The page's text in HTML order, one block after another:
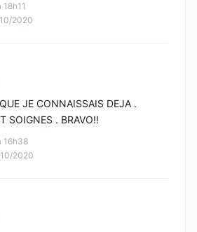
2020
16h38
2020
JE CONNAISSAIS DEJA .
SOIGNES . BRAVO!!